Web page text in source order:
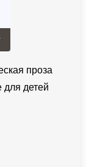
проза
для детей